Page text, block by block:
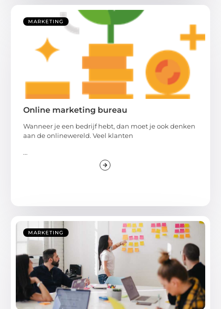
MARKETING
Online marketing bureau
Wanneer je een bedrijf hebt, dan moet je ook denken
aan de onlinewereld. Veel klanten
...
MARKETING